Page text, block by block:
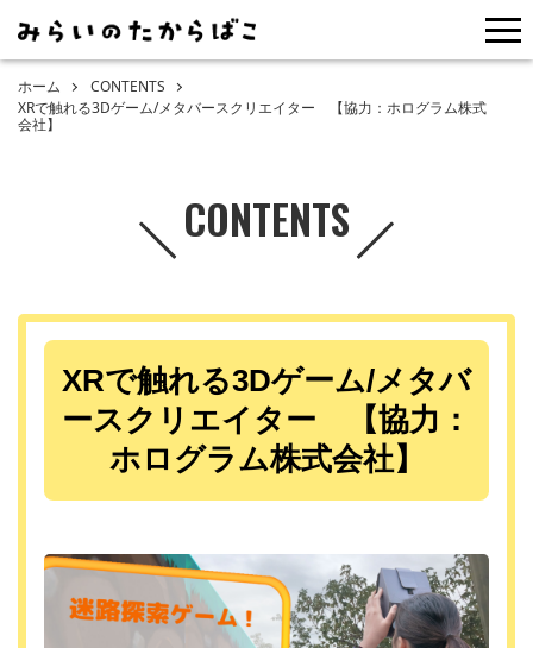
ホーム
CONTENTS
XRで触れる3Dゲーム/メタバースクリエイター 【協力：ホログラム株式
会社】
CONTENTS
XRで触れる3Dゲーム/メタバ
ースクリエイター 【協力：
ホログラム株式会社】